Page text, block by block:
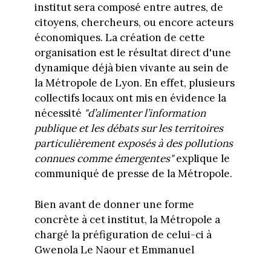
institut sera composé entre autres, de
citoyens, chercheurs, ou encore acteurs
économiques. La création de cette
organisation est le résultat direct d'une
dynamique déjà bien vivante au sein de
la Métropole de Lyon. En effet, plusieurs
collectifs locaux ont mis en évidence la
nécessité "d’alimenter l’information
publique et les débats sur les territoires
particulièrement exposés à des pollutions
connues comme émergentes"explique le
communiqué de presse de la Métropole.
Bien avant de donner une forme
concrète à cet institut, la Métropole a
chargé la préfiguration de celui-ci à
Gwenola Le Naour et Emmanuel